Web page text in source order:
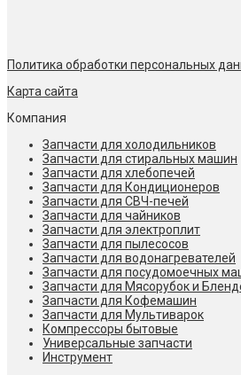
Политика обработки персональных
Карта сайта
Компания
Запчасти для холодильников
Запчасти для стиральных машин
Запчасти для хлебопечей
Запчасти для Кондиционеров
Запчасти для СВЧ-печей
Запчасти для чайников
Запчасти для электроплит
Запчасти для пылесосов
Запчасти для водонагревателей
Запчасти для посудомоечных
Запчасти для Мясорубок и
Запчасти для Кофемашин
Запчасти для Мультиварок
Компрессоры бытовые
Универсальные запчасти
Инструмент